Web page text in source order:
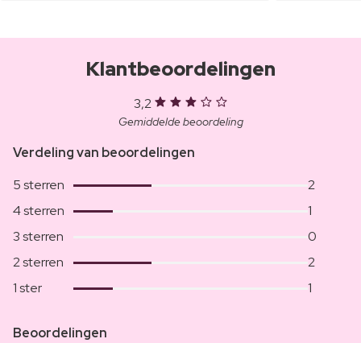
Klantbeoordelingen
3,2
Gemiddelde beoordeling
Verdeling van beoordelingen
5 sterren
2
4 sterren
1
3 sterren
0
2 sterren
2
1 ster
1
Beoordelingen